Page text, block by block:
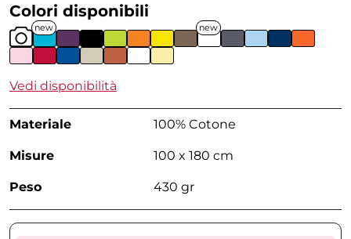
Colori disponibili
new new
Vedi disponibilità
Materiale 100% Cotone
Misure 100 x 180 cm
Peso 430 gr